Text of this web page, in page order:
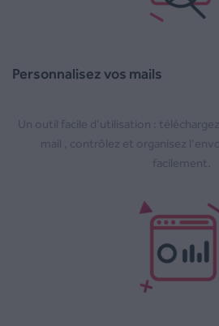
Personnalisez vos mails
Un outil facile d’utilisation :
mail , contrôlez et organisez
facilement.